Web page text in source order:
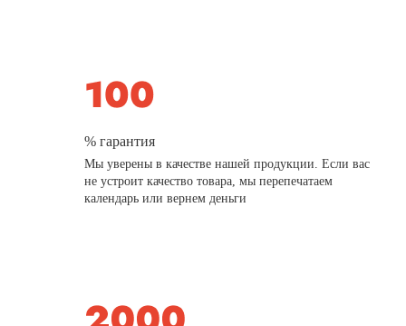
% гарантия
Мы уверены в качестве нашей продукции. Если вас
не устроит качество товара, мы перепечатаем
календарь или вернем деньги